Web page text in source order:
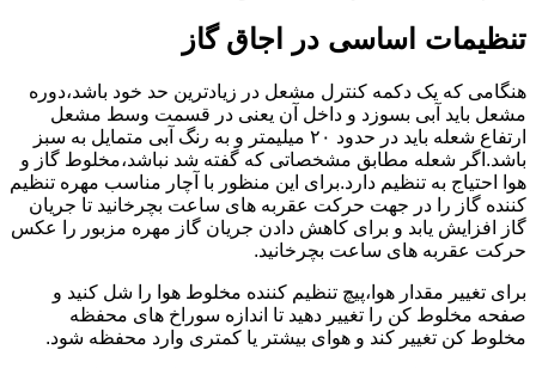
تنظیمات اساسی در اجاق گاز
هنگامی که یک دکمه کنترل مشعل در زیادترین حد خود باشد،دوره
مشعل باید آبی بسوزد و داخل آن یعنی در قسمت وسط مشعل
ارتفاع شعله باید در حدود ۲۰ میلیمتر و به رنگ آبی متمایل به سبز
باشد.اگر شعله مطابق مشخصاتی که گفته شد نباشد،مخلوط گاز و
هوا احتیاج به تنظیم دارد.برای این منظور با آچار مناسب مهره تنظیم
کننده گاز را در جهت حرکت عقربه های ساعت بچرخانید تا جریان
گاز افزایش یابد و برای کاهش دادن جریان گاز مهره مزبور را عکس
حرکت عقربه های ساعت بچرخانید.
برای تغییر مقدار هوا،پیچ تنظیم کننده مخلوط هوا را شل کنید و
صفحه مخلوط کن را تغییر دهید تا اندازه سوراخ های محفظه
مخلوط کن تغییر کند و هوای بیشتر یا کمتری وارد محفظه شود.